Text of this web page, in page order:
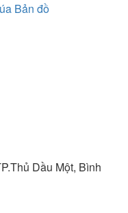
Bản đồ
Dầu Một, Bình